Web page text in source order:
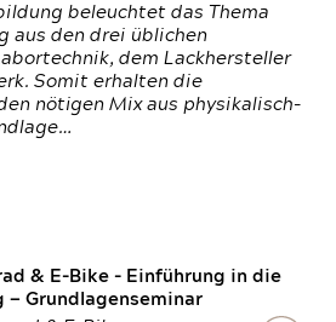
beleuchtet das Thema
aus den drei üblichen
dem Lackhersteller
Somit erhalten die
nötigen Mix aus physikalisch-
& E-Bike - Einführung in die
— Grundlagenseminar